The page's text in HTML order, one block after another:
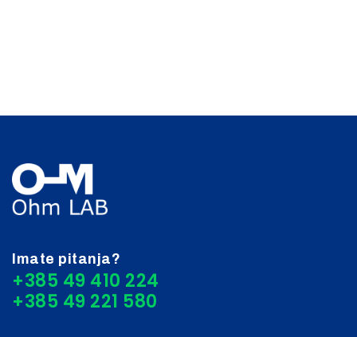
Imate pitanja?
+385 49 410 224